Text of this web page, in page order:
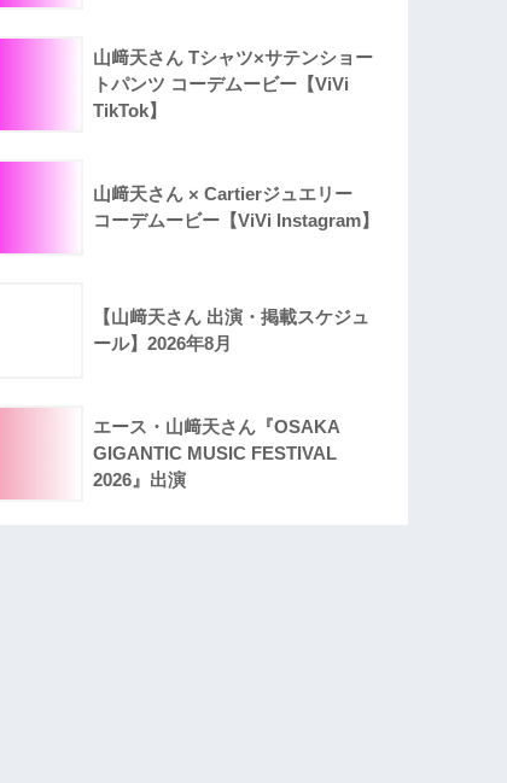
山﨑天さん Tシャツ×サテンショー
トパンツ コーデムービー【ViVi
TikTok】
山﨑天さん × Cartierジュエリー
コーデムービー【ViVi Instagram】
【山﨑天さん 出演・掲載スケジュ
ール】2026年8月
エース・山﨑天さん『OSAKA
GIGANTIC MUSIC FESTIVAL
2026』出演